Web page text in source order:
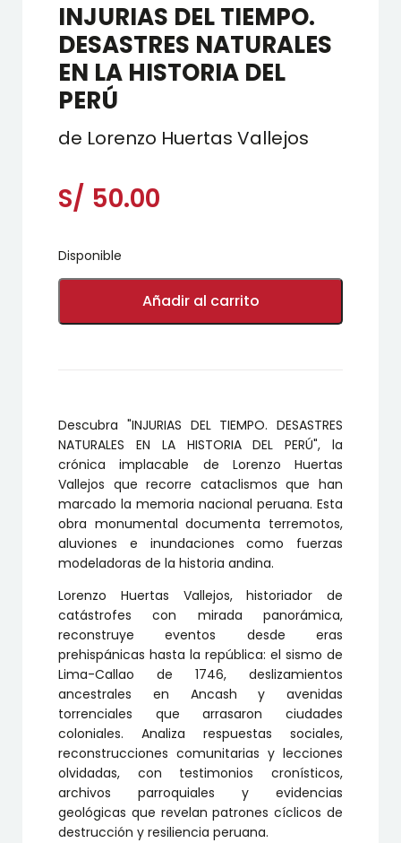
INJURIAS DEL TIEMPO.
DESASTRES NATURALES
EN LA HISTORIA DEL
PERÚ
de Lorenzo Huertas Vallejos
S/ 50.00
Disponible
INJURIAS
TIEMPO.
PERÚ
cantidad
Añadir al carrito
Descubra "INJURIAS DEL TIEMPO. DESASTRES
NATURALES EN LA HISTORIA DEL PERÚ", la
crónica implacable de Lorenzo Huertas
Vallejos que recorre cataclismos que han
marcado la memoria nacional peruana. Esta
obra monumental documenta terremotos,
aluviones e inundaciones como fuerzas
modeladoras de la historia andina.
Lorenzo Huertas Vallejos, historiador de
catástrofes con mirada panorámica,
reconstruye eventos desde eras
prehispánicas hasta la república: el sismo de
Lima-Callao de 1746, deslizamientos
ancestrales en Ancash y avenidas
torrenciales que arrasaron ciudades
coloniales. Analiza respuestas sociales,
reconstrucciones comunitarias y lecciones
olvidadas, con testimonios cronísticos,
archivos parroquiales y evidencias
geológicas que revelan patrones cíclicos de
destrucción y resiliencia peruana.